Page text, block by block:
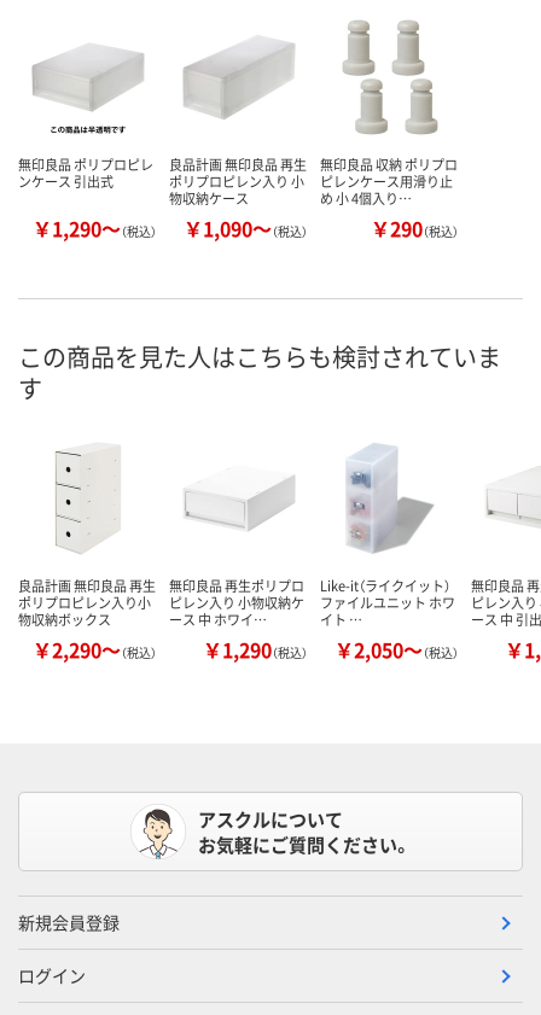
無印良品 ポリプロピレ
ンケース 引出式
￥1,290～（税込）
良品計画 無印良品 再生
ポリプロピレン入り 小
物収納ケース
￥1,090～（税込）
無印良品 収納 ポリプロ
ピレンケース用滑り止
め 小 4個入り…
￥290（税込）
この商品を見た人はこちらも検討されていま
す
良品計画 無印良品 再生
ポリプロピレン入り小
物収納ボックス
￥2,290～（税込）
無印良品 再生ポリプロ
ピレン入り 小物収納ケ
ース 中 ホワイ…
￥1,290（税込）
Like-it（ライクイット）
ファイルユニット ホワ
イト …
￥2,050～（税込）
無印良品
ピレン入
ース 中 引
￥
アスクルについて
お気軽にご質問ください。
新規会員登録
ログイン